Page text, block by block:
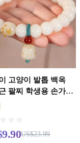
고양이 발톱 백옥
팔찌 학생용 손가락
드러운 반완용 주머
리 여성용 문완 팔찌
US$23.99